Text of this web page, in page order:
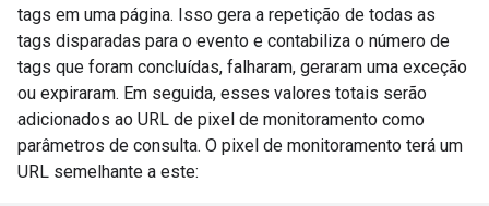
tags em uma página. Isso gera a repetição de todas as
tags disparadas para o evento e contabiliza o número de
tags que foram concluídas, falharam, geraram uma exceção
ou expiraram. Em seguida, esses valores totais serão
adicionados ao URL de pixel de monitoramento como
parâmetros de consulta. O pixel de monitoramento terá um
URL semelhante a este: